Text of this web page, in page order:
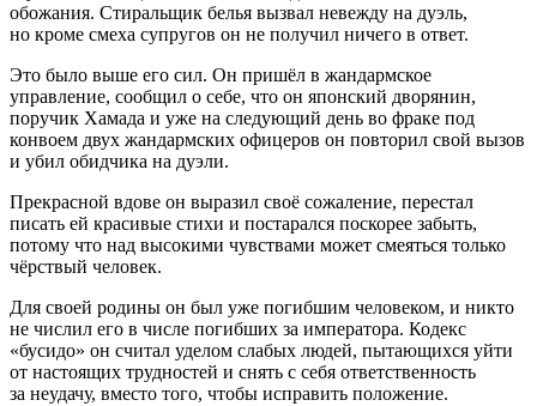
обожания. Стиральщик белья вызвал невежду на дуэль,
но кроме смеха супругов он не получил ничего в ответ.
Это было выше его сил. Он пришёл в жандармское
управление, сообщил о себе, что он японский дворянин,
поручик Хамада и уже на следующий день во фраке под
конвоем двух жандармских офицеров он повторил свой вызов
и убил обидчика на дуэли.
Прекрасной вдове он выразил своё сожаление, перестал
писать ей красивые стихи и постарался поскорее забыть,
потому что над высокими чувствами может смеяться только
чёрствый человек.
Для своей родины он был уже погибшим человеком, и никто
не числил его в числе погибших за императора. Кодекс
«бусидо» он считал уделом слабых людей, пытающихся уйти
от настоящих трудностей и снять с себя ответственность
за неудачу, вместо того, чтобы исправить положение.